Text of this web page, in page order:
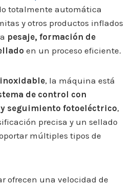
totalmente automática
y otros productos inflados
pesaje, formación de
en un proceso eficiente.
, la máquina está
de control con
seguimiento fotoeléctrico,
precisa y un sellado
múltiples tipos de
ofrecen una velocidad de